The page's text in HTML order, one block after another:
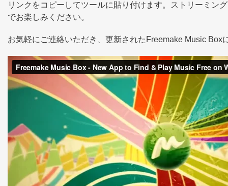
リンクをコピーしてツールに貼り付けます。ストリーミン
でお楽しみください。
お気軽にご連絡いただき、更新されたFreemake Music Box